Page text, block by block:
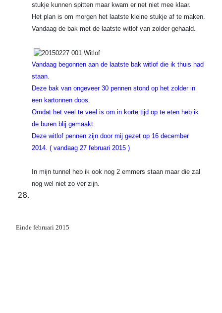
stukje kunnen spitten maar kwam er net niet mee klaar.
Het plan is om morgen het laatste kleine stukje af te maken.
Vandaag de bak met de laatste witlof van zolder gehaald.
Vandaag begonnen aan de laatste bak witlof die ik thuis had
staan.
Deze bak van ongeveer 30 pennen stond op het zolder in
een kartonnen doos.
Omdat het veel te veel is om in korte tijd op te eten heb ik
de buren blij gemaakt
Deze witlof pennen zijn door mij gezet op 16 december
2014. ( vandaag 27 februari 2015 )
In mijn tunnel heb ik ook nog 2 emmers staan maar die zal
nog wel niet zo ver zijn.
Einde februari 2015